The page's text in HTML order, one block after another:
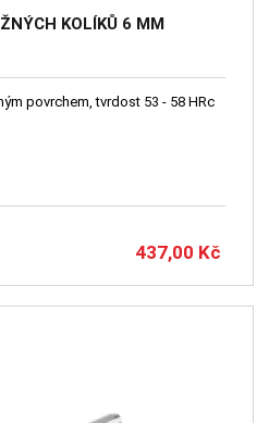
KOLÍKŮ 6 MM
povrchem, tvrdost 53 - 58 HRc
437,00 Kč